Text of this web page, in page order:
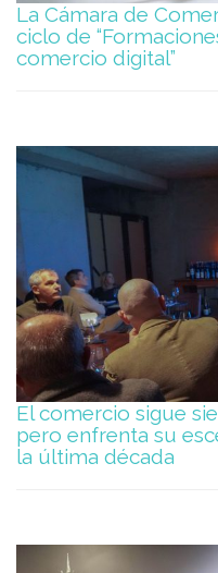
La Cámara de
ciclo de
comercio digital”
El comercio sigue
pero enfrenta su
la última década